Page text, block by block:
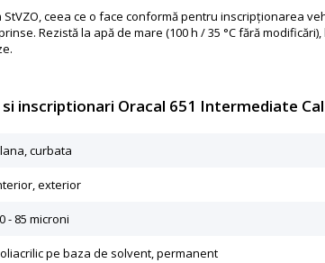
ceea ce o face conformă pentru inscripționarea
Rezistă la apă de mare (100 h / 35 °C fără
inscriptionari Oracal 651 Intermediate Cal
curbata
exterior
- 85 microni
pe baza de solvent, permanent